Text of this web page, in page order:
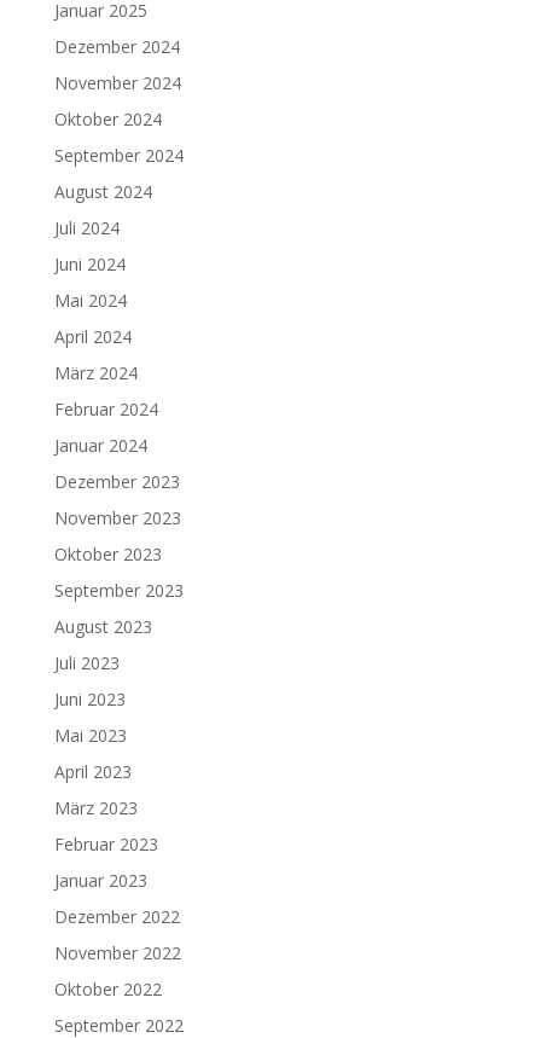
Januar 2025
Dezember 2024
November 2024
Oktober 2024
September 2024
August 2024
Juli 2024
Juni 2024
Mai 2024
April 2024
März 2024
Februar 2024
Januar 2024
Dezember 2023
November 2023
Oktober 2023
September 2023
August 2023
Juli 2023
Juni 2023
Mai 2023
April 2023
März 2023
Februar 2023
Januar 2023
Dezember 2022
November 2022
Oktober 2022
September 2022